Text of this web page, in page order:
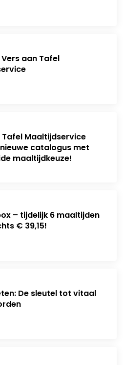
aan Tafel
Tafel Maaltijdservice
catalogus met
maaltijdkeuze!
– tijdelijk 6 maaltijden
€ 39,15!
De sleutel tot vitaal